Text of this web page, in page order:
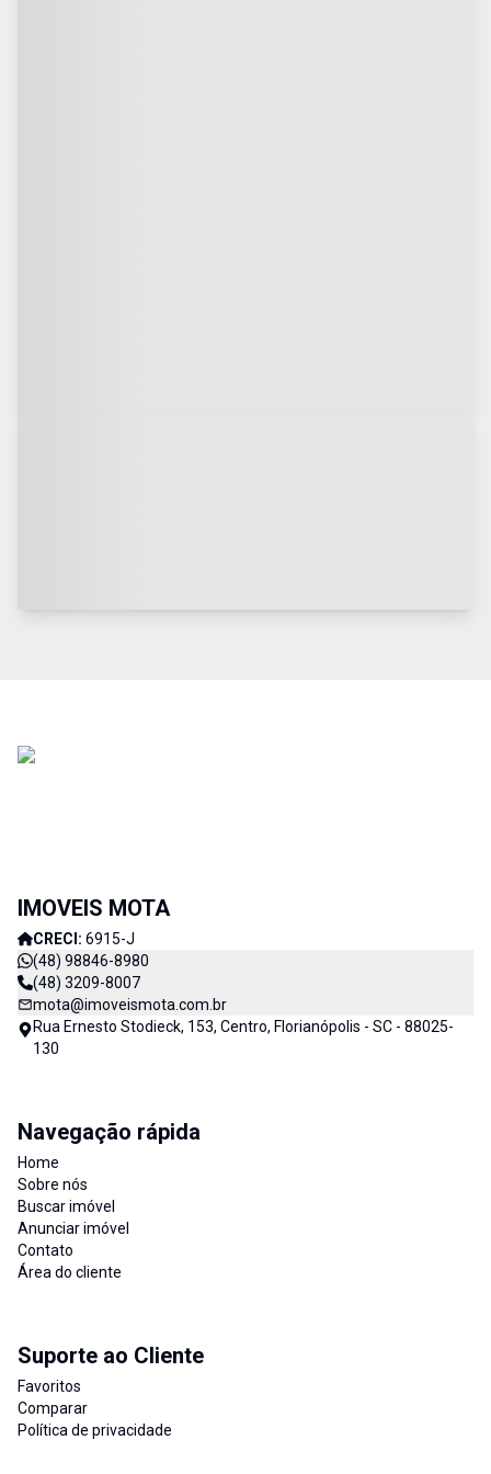
IMOVEIS MOTA
CRECI: 6915-J
(48) 98846-8980
(48) 3209-8007
mota@imoveismota.com.br
Rua Ernesto Stodieck, 153, Centro, Florianópolis - SC - 88025-
130
Navegação rápida
Home
Sobre nós
Buscar imóvel
Anunciar imóvel
Contato
Área do cliente
Suporte ao Cliente
Favoritos
Comparar
Política de privacidade